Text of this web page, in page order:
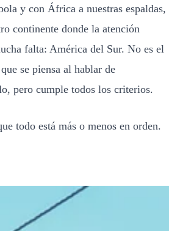
y con África a nuestras espaldas,
continente donde la atención
falta: América del Sur. No es el
se piensa al hablar de
pero cumple todos los criterios.
todo está más o menos en orden.